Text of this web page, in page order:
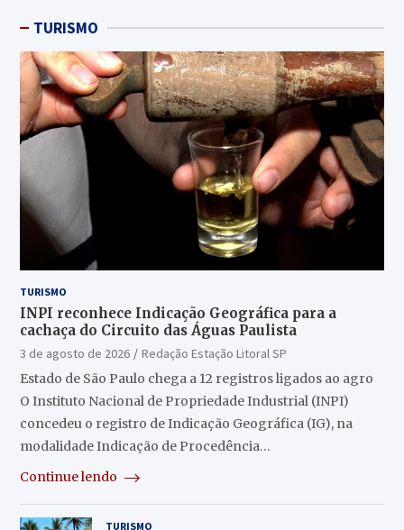
TURISMO
TURISMO
INPI reconhece Indicação Geográfica para a
cachaça do Circuito das Águas Paulista
3 de agosto de 2026
Redação Estação Litoral SP
Estado de São Paulo chega a 12 registros ligados ao agro
O Instituto Nacional de Propriedade Industrial (INPI)
concedeu o registro de Indicação Geográfica (IG), na
modalidade Indicação de Procedência…
Continue lendo
TURISMO